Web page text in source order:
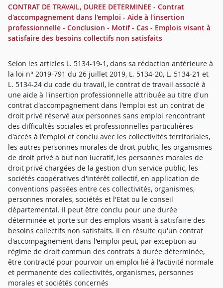
CONTRAT DE TRAVAIL, DUREE DETERMINEE - Contrat
d'accompagnement dans l'emploi - Aide à l'insertion
professionnelle - Conclusion - Motif - Cas - Emplois visant à
satisfaire des besoins collectifs non satisfaits
Selon les articles L. 5134-19-1, dans sa rédaction antérieure à
la loi n° 2019-791 du 26 juillet 2019, L. 5134-20, L. 5134-21 et
L. 5134-24 du code du travail, le contrat de travail associé à
une aide à l'insertion professionnelle attribuée au titre d'un
contrat d'accompagnement dans l'emploi est un contrat de
droit privé réservé aux personnes sans emploi rencontrant
des difficultés sociales et professionnelles particulières
d'accès à l'emploi et conclu avec les collectivités territoriales,
les autres personnes morales de droit public, les organismes
de droit privé à but non lucratif, les personnes morales de
droit privé chargées de la gestion d'un service public, les
sociétés coopératives d'intérêt collectif, en application de
conventions passées entre ces collectivités, organismes,
personnes morales, sociétés et l'Etat ou le conseil
départemental. Il peut être conclu pour une durée
déterminée et porte sur des emplois visant à satisfaire des
besoins collectifs non satisfaits. Il en résulte qu'un contrat
d'accompagnement dans l'emploi peut, par exception au
régime de droit commun des contrats à durée déterminée,
être contracté pour pourvoir un emploi lié à l'activité normale
et permanente des collectivités, organismes, personnes
morales et sociétés concernés